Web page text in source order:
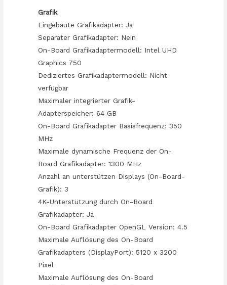
Grafik
Eingebaute Grafikadapter: Ja
Separater Grafikadapter: Nein
On-Board Grafikadaptermodell: Intel UHD
Graphics 750
Dediziertes Grafikadaptermodell: Nicht
verfügbar
Maximaler integrierter Grafik-
Adapterspeicher: 64 GB
On-Board Grafikadapter Basisfrequenz: 350
MHz
Maximale dynamische Frequenz der On-
Board Grafikadapter: 1300 MHz
Anzahl an unterstützen Displays (On-Board-
Grafik): 3
4K-Unterstützung durch On-Board
Grafikadapter: Ja
On-Board Grafikadapter OpenGL Version: 4.5
Maximale Auflösung des On-Board
Grafikadapters (DisplayPort): 5120 x 3200
Pixel
Maximale Auflösung des On-Board